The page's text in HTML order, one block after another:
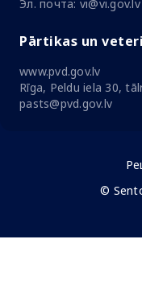
Эл. почта: vi@vi.gov.lv
Pārtikas un
www.pvd.gov.lv
Rīga, Peldu iela 30,
pasts@pvd.gov.lv
©